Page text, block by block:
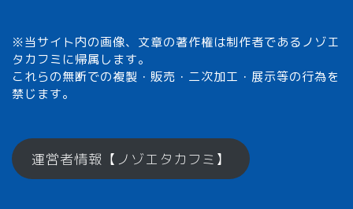
※当サイト内の画像、文章の著作権は制作者であるノゾエ
タカフミに帰属します。
これらの無断での複製・販売・二次加工・展示等の行為を
禁じます。
運営者情報【ノゾエタカフミ】
メモざるとは？